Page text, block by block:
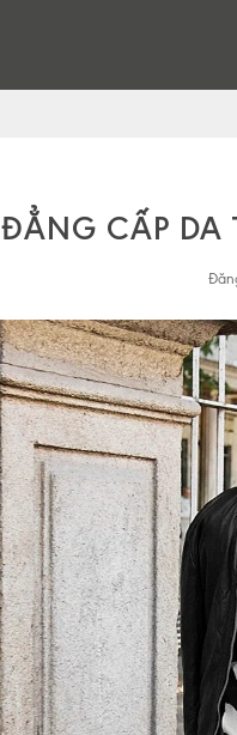
ĐẲNG CẤP DA